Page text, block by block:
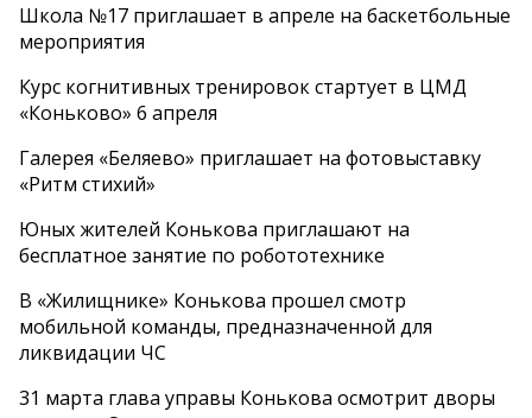
Школа №17 приглашает в апреле на баскетбольные
мероприятия
Курс когнитивных тренировок стартует в ЦМД
«Коньково» 6 апреля
Галерея «Беляево» приглашает на фотовыставку
«Ритм стихий»
Юных жителей Конькова приглашают на
бесплатное занятие по робототехнике
В «Жилищнике» Конькова прошел смотр
мобильной команды, предназначенной для
ликвидации ЧС
31 марта глава управы Конькова осмотрит дворы